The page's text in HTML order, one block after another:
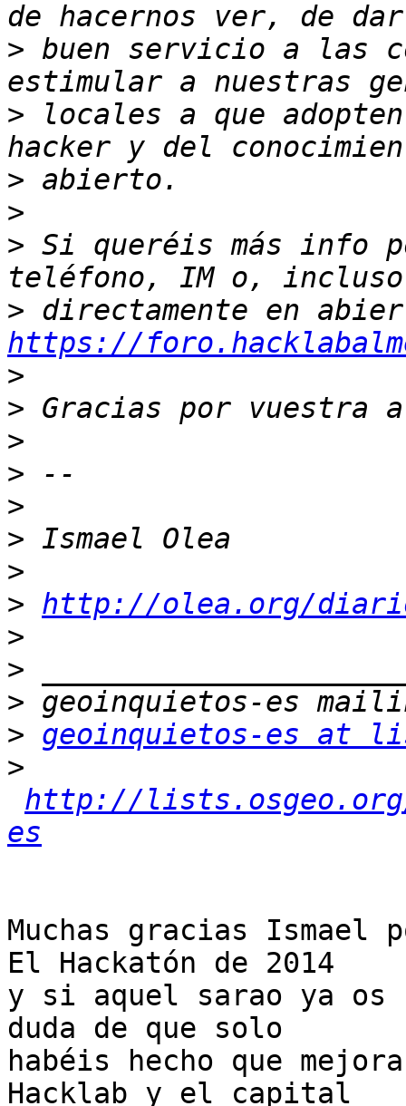
> buen servicio a las
> locales a que
>
>
> Si queréis más info
>
https://
>
>
>
>
>
>
>
> http://olea.org/
>
>
>
> geoinquietos-es at
>
http://
es
Muchas gracias
El Hackatón de 2014
y si aquel sarao ya os
duda de que solo
habéis hecho que
Hacklab y el capital